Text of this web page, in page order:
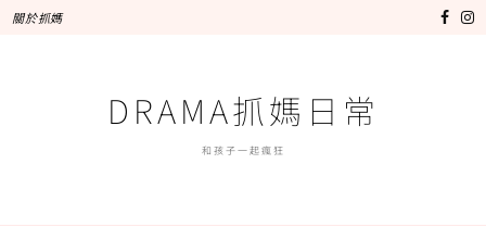
關於抓媽
DRAMA抓媽日常
和孩子一起瘋狂